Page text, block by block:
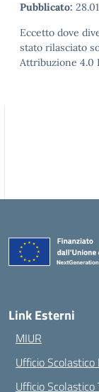
Pubblicato:
Eccetto dove
stato rilasciato
Attribuzione 4.0
Link Esterni
MIUR
Ufficio Scolastico
Ufficio Scolastico